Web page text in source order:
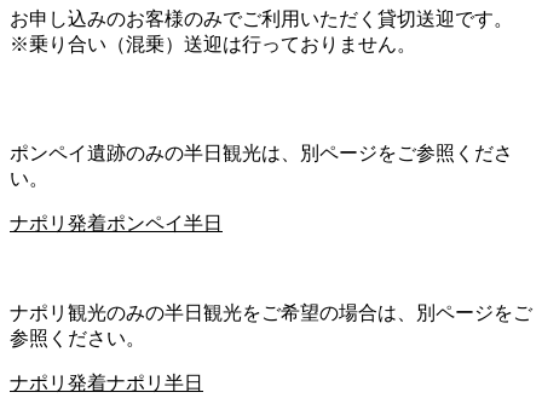
お申し込みのお客様のみでご利用いただく貸切送迎です。
※乗り合い（混乗）送迎は行っておりません。
ポンペイ遺跡のみの半日観光は、別ページをご参照くださ
い。
ナポリ発着ポンペイ半日
ナポリ観光のみの半日観光をご希望の場合は、別ページをご
参照ください。
ナポリ発着ナポリ半日